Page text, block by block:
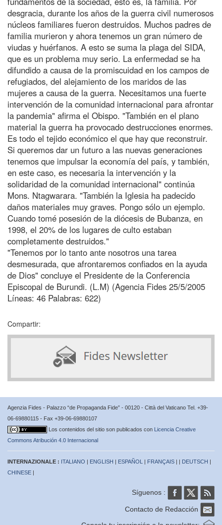
desgracia, durante los años de la guerra civil numerosos
núcleos familiares fueron destruidos. Muchos padres de
familia murieron y ahora tenemos un gran número de
viudas y huérfanos. A esto se suma la plaga del SIDA,
que es un problema muy serio. La enfermedad se ha
difundido a causa de la promiscuidad en los campos de
refugiados, del alejamiento de los maridos de las
mujeres a causa de la guerra. Necesitamos una fuerte
intervención de la comunidad internacional para afrontar
la pandemia" afirma el Obispo. "También en el plano
material la guerra ha provocado destrucciones enormes.
Es todo el tejido económico el que hay que reconstruir.
Si queremos dar un futuro a las nuevas generaciones
tenemos que impulsar la economía del país, y también,
en este caso, es necesaria la intervención y la
solidaridad de la comunidad internacional" continúa
Mons. Ntagwarara. "También la Iglesia ha padecido
daños materiales muy graves. Pongo sólo un ejemplo.
Cuando tomé posesión de la diócesis de Bubanza, en
1998, el 20% de los lugares de culto estaban
completamente destruidos."
"Tenemos por lo tanto ante nosotros una tarea
desmesurada, que afrontaremos confiados en la ayuda
de Dios" concluye el Presidente de la Conferencia
Episcopal de Burundi. (L.M) (Agencia Fides 25/5/2005
Líneas: 46 Palabras: 622)
Compartir:
Agenzia Fides - Palazzo “de Propaganda Fide” - 00120 - Città del Vaticano Tel. +39-
06-69880115 - Fax +39-06-69880107
Los contenidos del sitio son publicados con Licencia Creative
Commons Atribución 4.0 Internacional
INTERNAZIONALE : ITALIANO | ENGLISH | ESPAÑOL | FRANÇAIS | | DEUTSCH |
CHINESE |
Síguenos :
Contacto de Redacción